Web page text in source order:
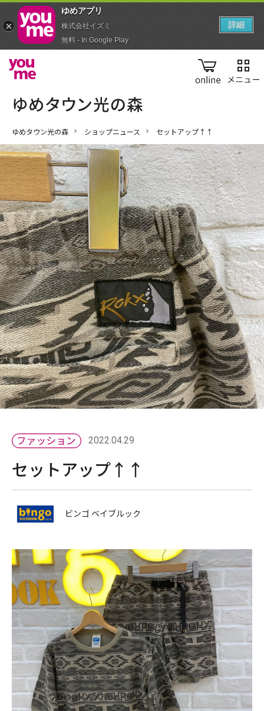
online
ゆめタウン光の森 ショップニュース セットアップ↑↑
2022.04.29
セットアップ↑↑
ビンゴ ベイブルック
ゆめアプ‪リ‬
株式会社イズミ
無料 - In Google Play
詳細